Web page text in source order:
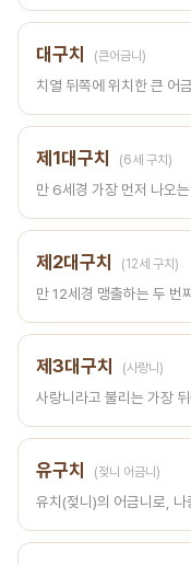
대구치 (큰어금니)
치열 뒤쪽에 위치한 큰 어
제1대구치 (6세 구치)
만 6세경 가장 먼저 나오
제2대구치 (12세 구치)
만 12세경 맹출하는 두 번
제3대구치 (사랑니)
사랑니라고 불리는 가장
유구치 (젖니 어금니)
유치(젖니)의 어금니로,